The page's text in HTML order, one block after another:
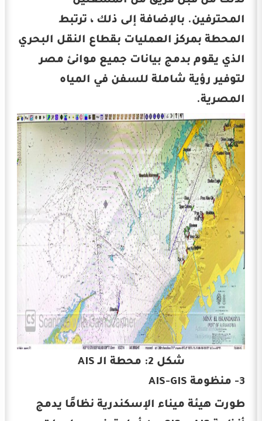
المحترفين. بالإضافة إلى ذلك ، ترتبط
المحطة بمركز العمليات بقطاع النقل البحري
الذي يقوم بدمج بيانات جميع موانئ مصر
لتوفير رؤية شاملة للسفن في المياه
المصرية.
شكل 2: محطة الـ AIS
3- منظومة AIS-GIS
طورت هيئة ميناء الإسكندرية نظامًا يدمج